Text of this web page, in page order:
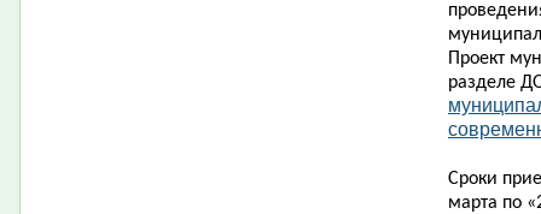
Проект
разделе
Сроки
марта по